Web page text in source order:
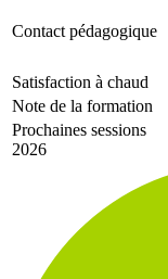
Contact pédagogique
Satisfaction à chaud
Note de la formation
Prochaines sessions
2026